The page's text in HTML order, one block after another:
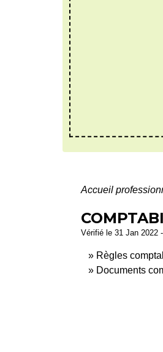
Accueil
Vérifié le 31 Jan 2022
Règles
Documents